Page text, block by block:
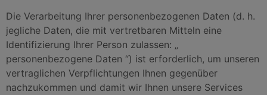
Die Verarbeitung Ihrer personenbezogenen Daten (d. h.
jegliche Daten, die mit vertretbaren Mitteln eine
Identifizierung Ihrer Person zulassen: „
personenbezogene Daten “) ist erforderlich, um unseren
vertraglichen Verpflichtungen Ihnen gegenüber
nachzukommen und damit wir Ihnen unsere Services